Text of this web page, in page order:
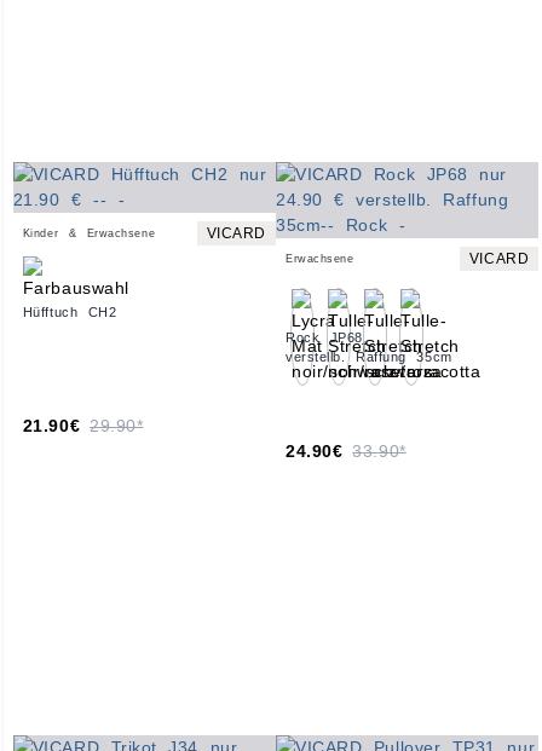
Kinder & Erwachsene VICARD
Hüfftuch CH2
21.90€ 29.90*
Erwachsene VICARD
Rock JP68
verstellb. Raffung 35cm
24.90€ 33.90*